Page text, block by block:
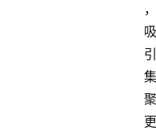
，
吸
引
集
聚
更